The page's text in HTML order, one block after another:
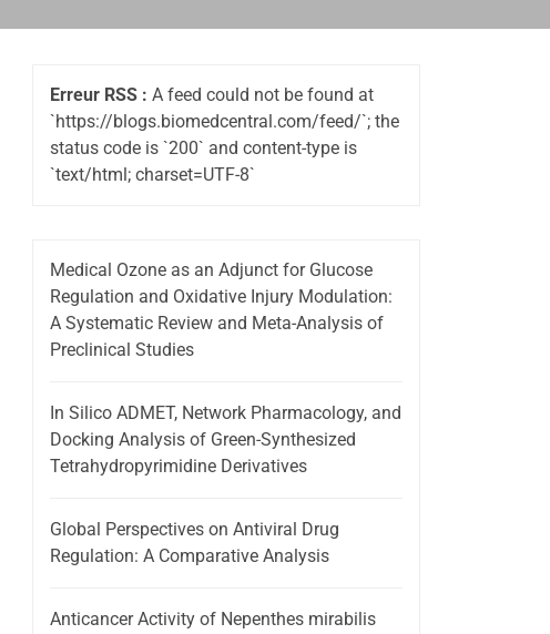
Erreur RSS : A feed could not be found at
`https://blogs.biomedcentral.com/feed/`; the
status code is `200` and content-type is
`text/html; charset=UTF-8`
Medical Ozone as an Adjunct for Glucose
Regulation and Oxidative Injury Modulation:
A Systematic Review and Meta-Analysis of
Preclinical Studies
In Silico ADMET, Network Pharmacology, and
Docking Analysis of Green-Synthesized
Tetrahydropyrimidine Derivatives
Global Perspectives on Antiviral Drug
Regulation: A Comparative Analysis
Anticancer Activity of Nepenthes mirabilis